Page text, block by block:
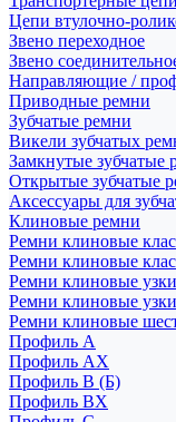
Цепи втулочно-
Звено переходное
Звено
Направляющие /
Приводные ремни
Зубчатые ремни
Викели зубчатых
Замкнутые зубчатые
Открытые зубчатые
Аксессуары для
Клиновые ремни
Ремни клиновые
Ремни клиновые
Ремни клиновые
Ремни клиновые
Ремни клиновые
Профиль A
Профиль AX
Профиль B (Б)
Профиль BX